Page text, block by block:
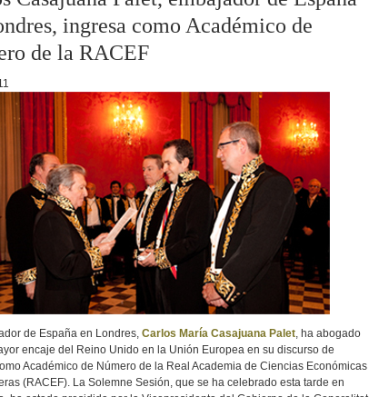
ingresa como Académico de
de la RACEF
de España en Londres, Carlos María Casajuana Palet , ha abogado
encaje del Reino Unido en la Unión Europea en su discurso de
Académico de Número de la Real Academia de Ciencias Económicas
(RACEF). La Solemne Sesión, que se ha celebrado esta tarde en